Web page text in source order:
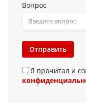
Вопрос
Отправить
Я прочитал и